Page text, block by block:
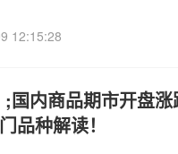
12:15:28
;国内商品期市开盘
品种解读！